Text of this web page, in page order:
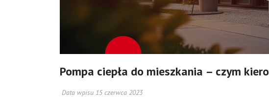
Pompa ciepła do mieszkania – czym
Data wpisu 15 czerwca 2023